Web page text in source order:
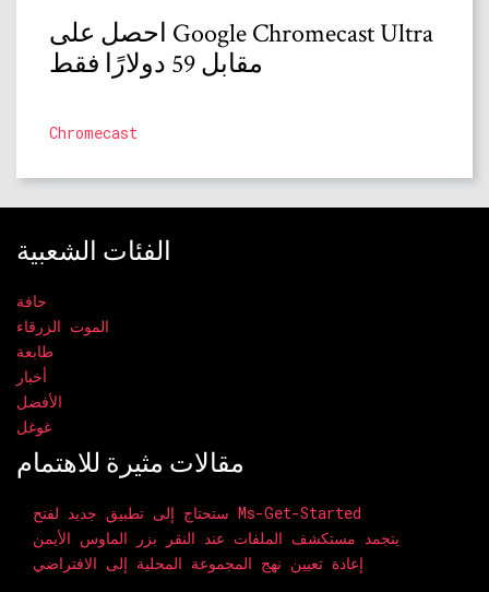
احصل على Google Chromecast Ultra
مقابل 59 دولارًا فقط
Chromecast
الفئات الشعبية
حافة
الموت الزرقاء
طابعة
أخبار
الأفضل
غوغل
مقالات مثيرة للاهتمام
ستحتاج إلى تطبيق جديد لفتح Ms-Get-Started
يتجمد مستكشف الملفات عند النقر بزر الماوس الأيمن
إعادة تعيين نهج المجموعة المحلية إلى الافتراضي